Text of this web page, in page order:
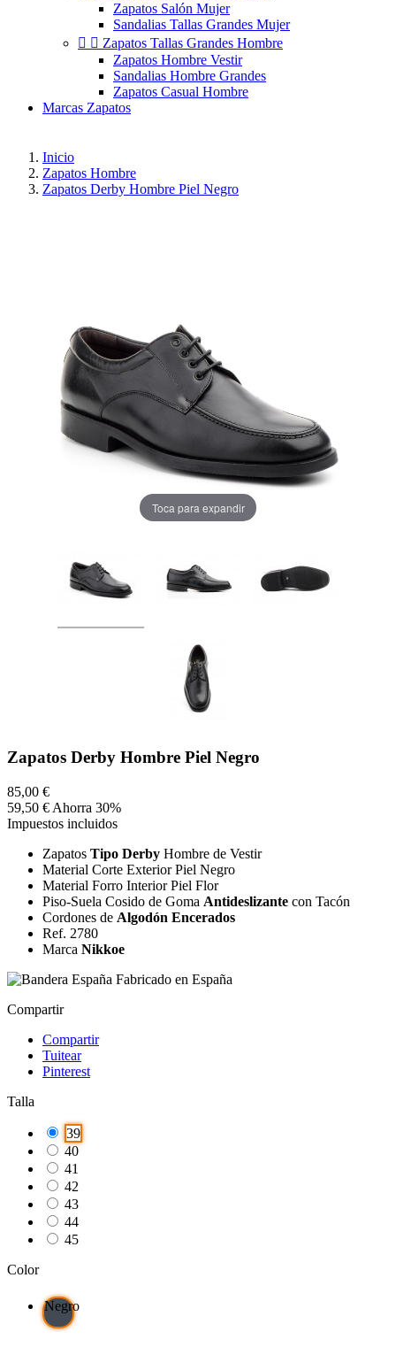
Zapatos Salón Mujer
Sandalias Tallas Grandes Mujer
  Zapatos Tallas Grandes Hombre
Zapatos Hombre Vestir
Sandalias Hombre Grandes
Zapatos Casual Hombre
Marcas Zapatos
Inicio
Zapatos Hombre
Zapatos Derby Hombre Piel Negro
Toca para expandir
Zapatos Derby Hombre Piel Negro
85,00 €
59,50 € Ahorra 30%
Impuestos incluidos
Zapatos Tipo Derby Hombre de Vestir
Material Corte Exterior Piel Negro
Material Forro Interior Piel Flor
Piso-Suela Cosido de Goma Antideslizante con Tacón
Cordones de Algodón Encerados
Ref. 2780
Marca Nikkoe
Fabricado en España
Compartir
Compartir
Tuitear
Pinterest
Talla
39
40
41
42
43
44
45
Color
Negro